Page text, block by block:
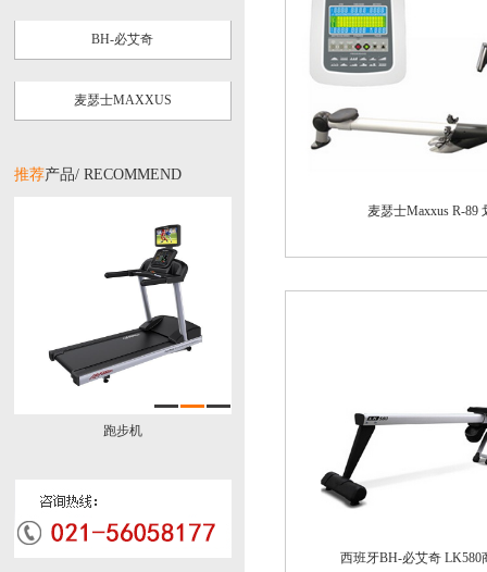
BH-必艾奇
麦瑟士MAXXUS
推荐产品/ RECOMMEND
椭圆机
麦瑟士Maxxus R-89
西班牙BH-必艾奇 LK580